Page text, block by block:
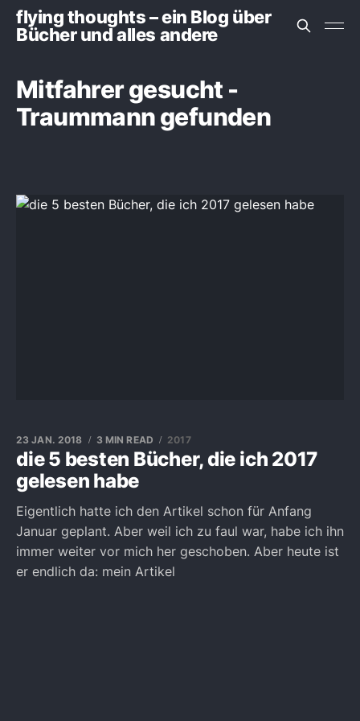
flying thoughts – ein Blog über
Bücher und alles andere
Mitfahrer gesucht -
Traummann gefunden
die 5 besten Bücher, die ich 2017
gelesen habe
23 JAN. 2018 3 MIN READ 2017
Eigentlich hatte ich den Artikel schon für Anfang
Januar geplant. Aber weil ich zu faul war, habe ich ihn
immer weiter vor mich her geschoben. Aber heute ist
er endlich da: mein Artikel